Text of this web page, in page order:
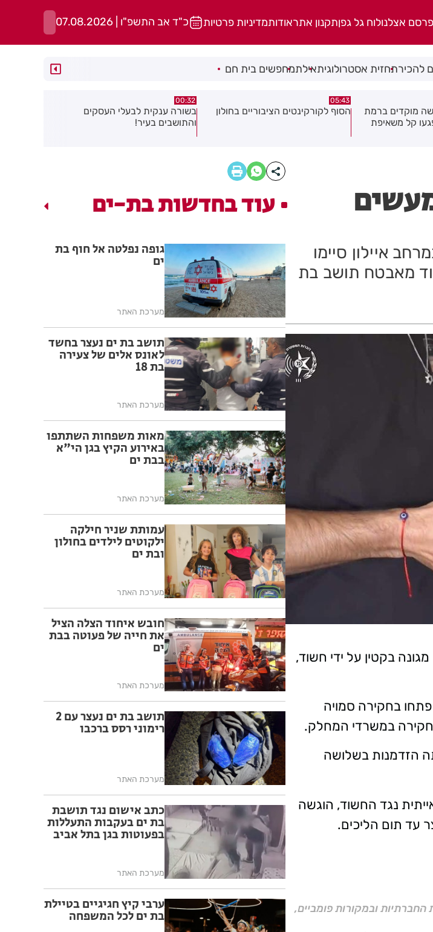
פרסם אצלנולוח גל גפןתקנון אתראודותמדיניות פרטיות כ"ד אב התשפ"ו | 07.08.2026
להכירתחזית אסטרולוגיתאילתמחפשים בית חם
בחולון
00:32
בשורה ענקית לבעלי העסקים
06.08.26
תושב בת ים נעצר בחשד לאונס אלים
של צעירה בת 18
איילון סיימו
על ידי חשוד מאבטח תושב בת
מגונה בקטין על ידי חשוד,
בחקירה סמויה
הזדמנות בשלושה
נגד החשוד, הוגשה
עד תום הליכים.
ובמקורות פומביים,
עוד בחדשות בת-ים
גופה נפלטה אל חוף בת
ים
מערכת האתר
תושב בת ים נעצר בחשד
לאונס אלים של צעירה
בת 18
מערכת האתר
מאות משפחות השתתפו
באירוע הקיץ בגן הי"א
בבת ים
מערכת האתר
עמותת שניר חילקה
ילקוטים לילדים בחולון
ובת ים
מערכת האתר
חובש איחוד הצלה הציל
את חייה של פעוטה בבת
ים
מערכת האתר
תושב בת ים נעצר עם 2
רימוני רסס ברכבו
מערכת האתר
כתב אישום נגד תושבת
בת ים בעקבות התעללות
בפעוטות בגן בתל אביב
מערכת האתר
ערבי קיץ חגיגיים בטיילת
בת ים לכל המשפחה